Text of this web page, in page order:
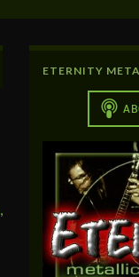
,
ETERNITY